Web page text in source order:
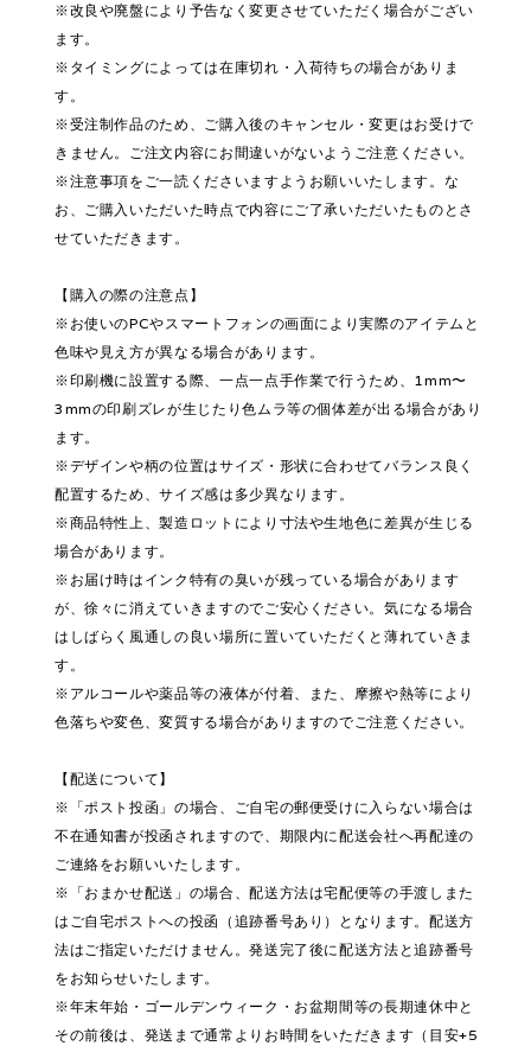
※改良や廃盤により予告なく変更させていただく場合がござい
ます。
※タイミングによっては在庫切れ・入荷待ちの場合がありま
す。
※受注制作品のため、ご購入後のキャンセル・変更はお受けで
きません。ご注文内容にお間違いがないようご注意ください。
※注意事項をご一読くださいますようお願いいたします。な
お、ご購入いただいた時点で内容にご了承いただいたものとさ
せていただきます。
【購入の際の注意点】
※お使いのPCやスマートフォンの画面により実際のアイテムと
色味や見え方が異なる場合があります。
※印刷機に設置する際、一点一点手作業で行うため、1mm〜
3mmの印刷ズレが生じたり色ムラ等の個体差が出る場合があり
ます。
※デザインや柄の位置はサイズ・形状に合わせてバランス良く
配置するため、サイズ感は多少異なります。
※商品特性上、製造ロットにより寸法や生地色に差異が生じる
場合があります。
※お届け時はインク特有の臭いが残っている場合があります
が、徐々に消えていきますのでご安心ください。気になる場合
はしばらく風通しの良い場所に置いていただくと薄れていきま
す。
※アルコールや薬品等の液体が付着、また、摩擦や熱等により
色落ちや変色、変質する場合がありますのでご注意ください。
【配送について】
※「ポスト投函」の場合、ご自宅の郵便受けに入らない場合は
不在通知書が投函されますので、期限内に配送会社へ再配達の
ご連絡をお願いいたします。
※「おまかせ配送」の場合、配送方法は宅配便等の手渡しまた
はご自宅ポストへの投函（追跡番号あり）となります。配送方
法はご指定いただけません。発送完了後に配送方法と追跡番号
をお知らせいたします。
※年末年始・ゴールデンウィーク・お盆期間等の長期連休中と
その前後は、発送まで通常よりお時間をいただきます（目安+5